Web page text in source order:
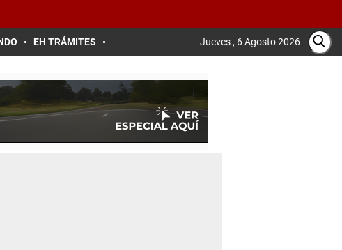
EH TRÁMITES Jueves , 6 Agosto 2026